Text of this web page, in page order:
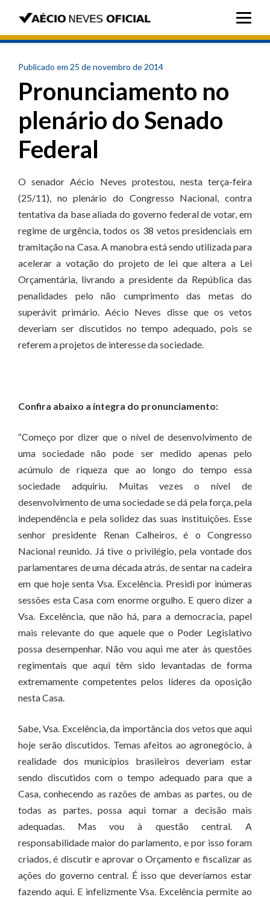
Publicado em 25 de novembro de 2014
Pronunciamento no
plenário do Senado
Federal
O senador Aécio Neves protestou, nesta terça-feira
(25/11), no plenário do Congresso Nacional, contra
tentativa da base aliada do governo federal de votar, em
regime de urgência, todos os 38 vetos presidenciais em
tramitação na Casa. A manobra está sendo utilizada para
acelerar a votação do projeto de lei que altera a Lei
Orçamentária, livrando a presidente da República das
penalidades pelo não cumprimento das metas do
superávit primário. Aécio Neves disse que os vetos
deveriam ser discutidos no tempo adequado, pois se
referem a projetos de interesse da sociedade.
Confira abaixo a íntegra do pronunciamento:
“Começo por dizer que o nível de desenvolvimento de
uma sociedade não pode ser medido apenas pelo
acúmulo de riqueza que ao longo do tempo essa
sociedade adquiriu. Muitas vezes o nível de
desenvolvimento de uma sociedade se dá pela força, pela
independência e pela solidez das suas instituições. Esse
senhor presidente Renan Calheiros, é o Congresso
Nacional reunido. Já tive o privilégio, pela vontade dos
parlamentares de uma década atrás, de sentar na cadeira
em que hoje senta Vsa. Excelência. Presidi por inúmeras
sessões esta Casa com enorme orgulho. E quero dizer a
Vsa. Excelência, que não há, para a democracia, papel
mais relevante do que aquele que o Poder Legislativo
possa desempenhar. Não vou aqui me ater às questões
regimentais que aqui têm sido levantadas de forma
extremamente competentes pelos líderes da oposição
nesta Casa.
Sabe, Vsa. Excelência, da importância dos vetos que aqui
hoje serão discutidos. Temas afeitos ao agronegócio, à
realidade dos municípios brasileiros deveriam estar
sendo discutidos com o tempo adequado para que a
Casa, conhecendo as razões de ambas as partes, ou de
todas as partes, possa aqui tomar a decisão mais
adequadas. Mas vou à questão central. A
responsabilidade maior do parlamento, e por isso foram
criados, é discutir e aprovar o Orçamento e fiscalizar as
ações do governo central. É isso que deveríamos estar
fazendo aqui. E infelizmente Vsa. Excelência permite ao